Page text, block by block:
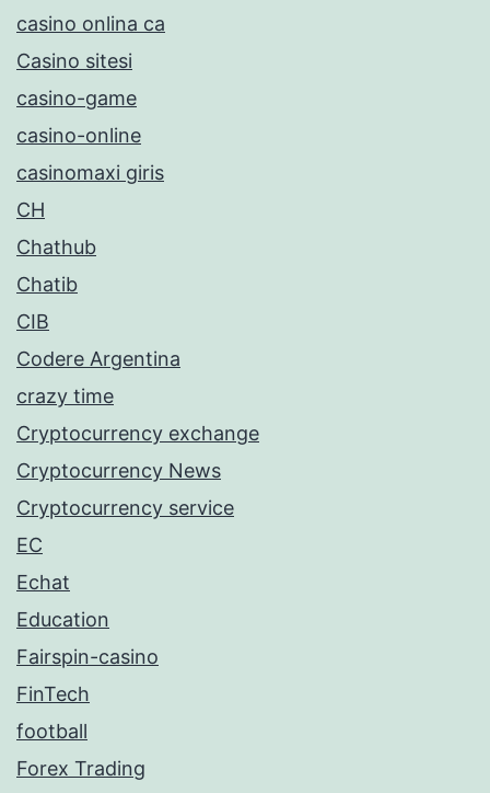
casino onlina ca
Casino sitesi
casino-game
casino-online
casinomaxi giris
CH
Chathub
Chatib
CIB
Codere Argentina
crazy time
Cryptocurrency exchange
Cryptocurrency News
Cryptocurrency service
EC
Echat
Education
Fairspin-casino
FinTech
football
Forex Trading